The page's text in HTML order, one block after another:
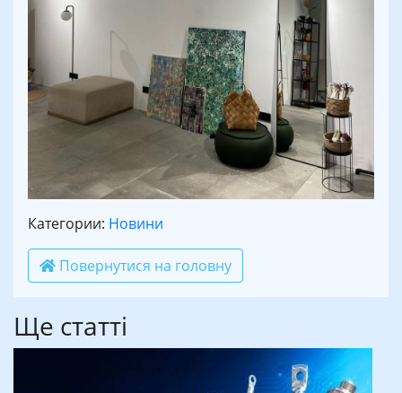
Категории: Новини
Повернутися на головну
Ще статті